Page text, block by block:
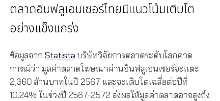
ตลาดอินฟลูเอนเซอร์ไทยมีแนวโน้มเติบโต
อย่างแข็งแกร่ง
ข้อมูลจาก Statista บริษัทวิจัยการตลาดระดับโลกคาด
การณ์ว่า มูลค่าตลาดโฆษณาผ่านอินฟลูเอนเซอร์จะแตะ
2,360 ล้านบาทในปี 2567 และจะเติบโตเฉลี่ยต่อปีที่
10.24% ในช่วงปี 2567-2572 ส่งผลให้มูลค่าตลาดอาจสูงถึง